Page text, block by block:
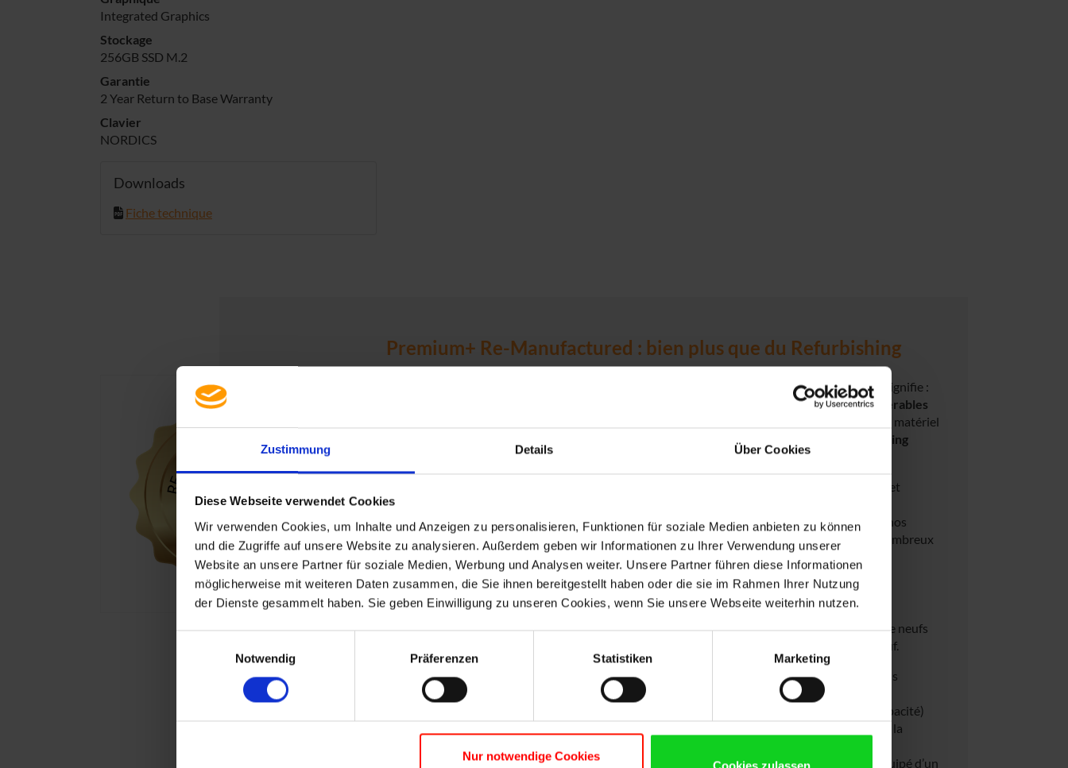
Zustimmung Details Über Cookies
Diese Webseite verwendet Cookies
Wir verwenden Cookies, um Inhalte und Anzeigen zu personalisieren, Funktionen für soziale Medien anbieten zu können
und die Zugriffe auf unsere Website zu analysieren. Außerdem geben wir Informationen zu Ihrer Verwendung unserer
Website an unsere Partner für soziale Medien, Werbung und Analysen weiter. Unsere Partner führen diese Informationen
möglicherweise mit weiteren Daten zusammen, die Sie ihnen bereitgestellt haben oder die sie im Rahmen Ihrer Nutzung
der Dienste gesammelt haben. Sie geben Einwilligung zu unseren Cookies, wenn Sie unsere Webseite weiterhin nutzen.
Notwendig
Präferenzen Statistiken Marketing
Nur notwendige Cookies
Cookies zulassen
Integrated Graphics
Stockage
256GB SSD M.2
Garantie
2 Year Return to Base Warranty
Clavier
NORDICS
Downloads
Fiche technique
Premium+ Re-Manufactured : bien plus que du Refurbishing
Avec usedSoft, nous nous engageons à offrir le meilleur à nos clients – sans compromis. Cela signifie :
économies considérables
. C’est pourquoi nous avons choisi de vous proposer du matériel
une remise à neuf qui va bien au-delà du refurbishing
Notre matériel Re-Manufactured est une nouvelle référence en matière de qualité, durabilité et
rentabilité. Chaque ordinateur portable est non seulement vérifié techniquement, mais aussi
entièrement démonté afin que chaque pièce soit nettoyée et renouvelée. Et le meilleur : tous nos
appareils sont couverts par une garantie de 3 ans
(Batterie 1 an) – plus longue que celle de nombreux
appareils neufs.
Qu’est-ce que le Premium+ remanufacturé?
Contrairement au refurbishing classique, nous vous fournissons des appareils qui sont comme neufs
sur le plan technique, optique et fonctionnel, et ce, à un prix nettement inférieur à celui du neuf.
Sélection rigoureuse :
seuls les appareils presque impeccables sont retenus. Les appareils
présentant de petits dommages ou des traces d’usure visibles sont exclus.
les composants critiques, comme les batteries (moins de 80 % de capacité)
ou les claviers, sont remplacés et remis à neuf. Les écrans répondent systématiquement à la
Contrôle qualité final :après la remise à neuf, chaque ordinateur portable est testé et équipé d’un